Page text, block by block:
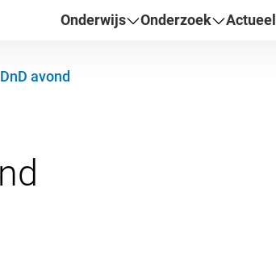
Onderwijs Onderzoek Actueel
DnD avond